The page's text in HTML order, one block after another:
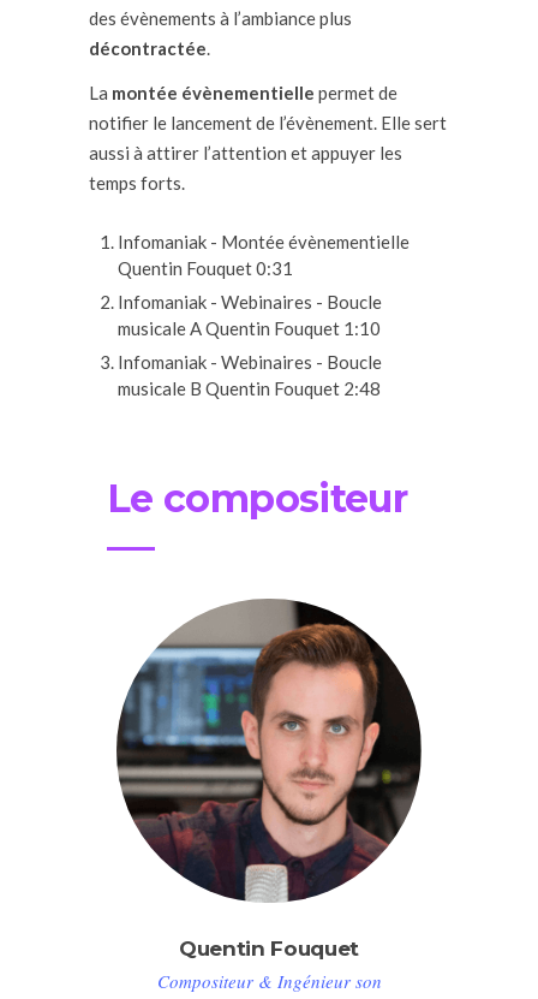
des évènements à l’ambiance plus
décontractée
La montée évènementielle permet de
notifier le lancement de l’évènement. Ellesert
aussi à attirer l’attention et appuyer les
temps forts.
Infomaniak - Montée évènementielle
Quentin Fouquet0:31
Infomaniak - Webinaires - Boucle
musicale AQuentin Fouquet 1:10
Infomaniak - Webinaires - Boucle
musicale B Quentin Fouquet 2:48
Le compositeur
Quentin Fouquet
Compositeur & Ingénieur son